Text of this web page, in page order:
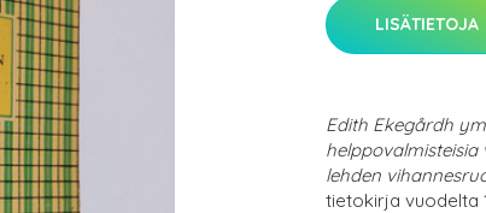
LISÄTIETOJA
Edith Ekegårdh
lehden
tietokirja vuodelta